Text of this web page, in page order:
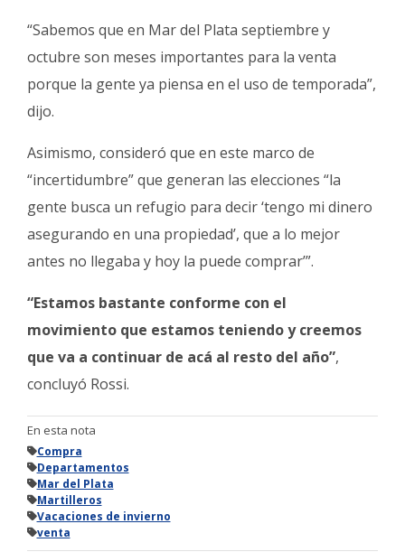
“Sabemos que en Mar del Plata septiembre y
octubre son meses importantes para la venta
porque la gente ya piensa en el uso de temporada”,
dijo.
Asimismo, consideró que en este marco de
“incertidumbre” que generan las elecciones “la
gente busca un refugio para decir ‘tengo mi dinero
asegurando en una propiedad’, que a lo mejor
antes no llegaba y hoy la puede comprar’”.
“Estamos bastante conforme con el
movimiento que estamos teniendo y creemos
que va a continuar de acá al resto del año”,
concluyó Rossi.
En esta nota
Compra
Departamentos
Mar del Plata
Martilleros
Vacaciones de invierno
venta